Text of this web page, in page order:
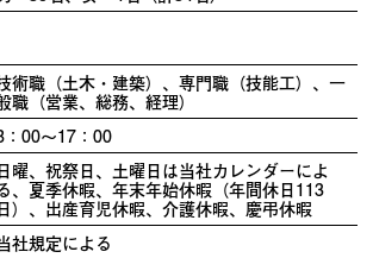
術職（土木・建築）、専門職（技能工）、一
職（営業、総務、経理）
：00～17：00
曜、祝祭日、土曜日は当社カレンダーによ
、夏季休暇、年末年始休暇（年間休日113
）、出産育児休暇、介護休暇、慶弔休暇
社規定による